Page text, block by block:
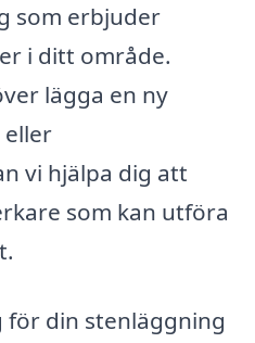
som erbjuder
i ditt område.
lägga en ny
vi hjälpa dig att
som kan utföra
din stenläggning